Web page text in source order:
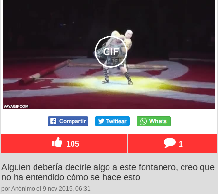
105 1
Alguien debería decirle algo a este fontanero, creo que
no ha entendido cómo se hace esto
por Anónimo el 9 nov 2015, 06:31